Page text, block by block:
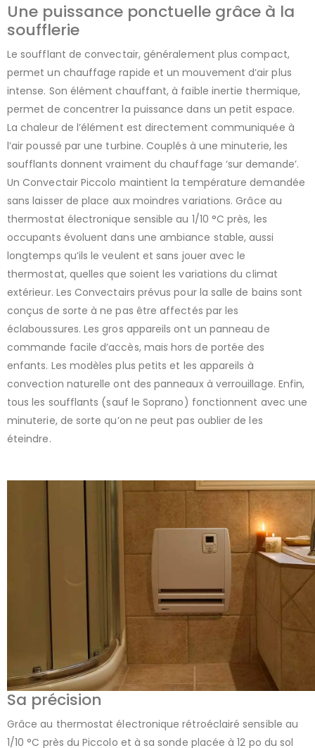
Une puissance ponctuelle grâce à la
soufflerie
Le soufflant de convectair, généralement plus compact,
permet un chauffage rapide et un mouvement d’air plus
intense. Son élément chauffant, à faible inertie thermique,
permet de concentrer la puissance dans un petit espace.
La chaleur de l’élément est directement communiquée à
l’air poussé par une turbine. Couplés à une minuterie, les
soufflants donnent vraiment du chauffage ‘sur demande’.
Un Convectair Piccolo maintient la température demandée
sans laisser de place aux moindres variations. Grâce au
thermostat électronique sensible au 1/10 °C près, les
occupants évoluent dans une ambiance stable, aussi
longtemps qu’ils le veulent et sans jouer avec le
thermostat, quelles que soient les variations du climat
extérieur. Les Convectairs prévus pour la salle de bains sont
conçus de sorte à ne pas être affectés par les
éclaboussures. Les gros appareils ont un panneau de
commande facile d’accès, mais hors de portée des
enfants. Les modèles plus petits et les appareils à
convection naturelle ont des panneaux à verrouillage. Enfin,
tous les soufflants (sauf le Soprano) fonctionnent avec une
minuterie, de sorte qu’on ne peut pas oublier de les
éteindre.
Sa précision
Grâce au thermostat électronique rétroéclairé sensible au
1/10 °C près du Piccolo et à sa sonde placée à 12 po du sol